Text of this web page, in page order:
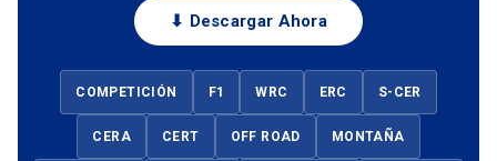
⬇ Descargar Ahora
COMPETICIÓN F1 WRC ERC S-CER
CERA CERT OFF ROAD MONTAÑA